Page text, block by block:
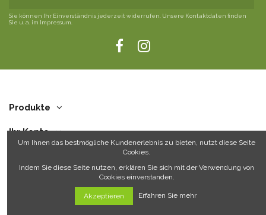
Sie können Ihr Einverständnis jederzeit widerrufen. Unsere Kontaktdaten finden
Sie u. a. im Impressum.
Produkte
Ihr Konto
Um Ihnen das bestmögliche Kundenerlebnis zu bieten, nutzt diese Seite
Cookies.
Indem Sie diese Seite nutzen, erklären Sie sich mit der Verwendung von
Cookies einverstanden.
Akzeptieren Erfahren Sie mehr